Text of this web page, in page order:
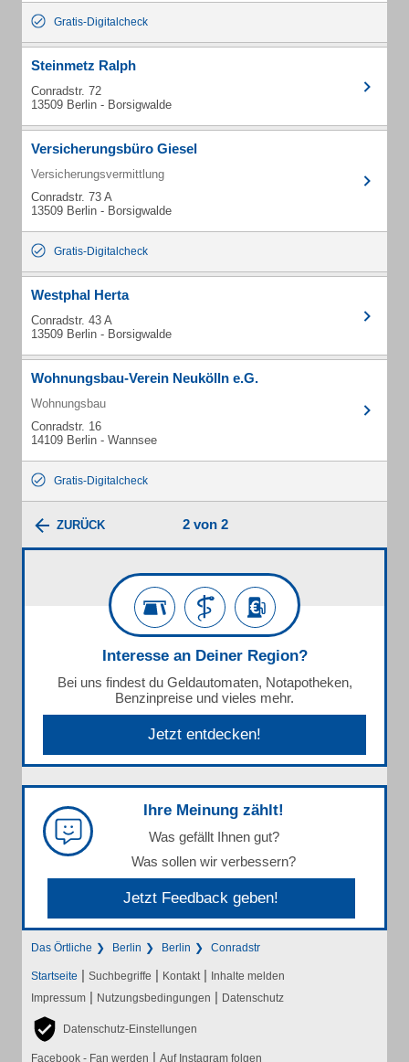
Gratis-Digitalcheck
Steinmetz Ralph
Conradstr. 72
13509 Berlin - Borsigwalde
Versicherungsbüro Giesel
Versicherungsvermittlung
Conradstr. 73 A
13509 Berlin - Borsigwalde
Gratis-Digitalcheck
Westphal Herta
Conradstr. 43 A
13509 Berlin - Borsigwalde
Wohnungsbau-Verein Neukölln e.G.
Wohnungsbau
Conradstr. 16
14109 Berlin - Wannsee
Gratis-Digitalcheck
ZURÜCK 2 von 2
Interesse an Deiner Region?
Bei uns findest du Geldautomaten, Notapotheken,
Benzinpreise und vieles mehr.
Jetzt entdecken!
Ihre Meinung zählt!
Was gefällt Ihnen gut?
Was sollen wir verbessern?
Jetzt Feedback geben!
Das Örtliche Berlin Berlin Conradstr
Startseite | Suchbegriffe | Kontakt | Inhalte melden
Impressum | Nutzungsbedingungen | Datenschutz
Datenschutz-Einstellungen
Facebook - Fan werden | Auf Instagram folgen